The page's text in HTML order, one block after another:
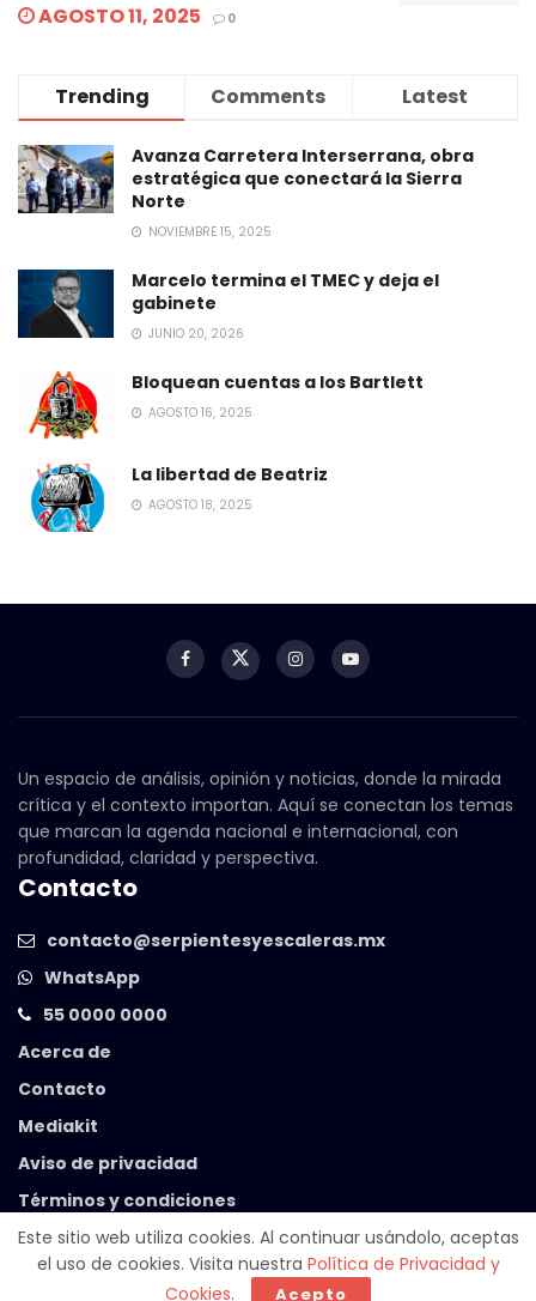
AGOSTO 11, 2025 0
Trending Comments Latest
Avanza Carretera Interserrana, obra
estratégica que conectará la Sierra
Norte
NOVIEMBRE 15, 2025
Marcelo termina el TMEC y deja el
gabinete
JUNIO 20, 2026
Bloquean cuentas a los Bartlett
AGOSTO 16, 2025
La libertad de Beatriz
AGOSTO 18, 2025
Un espacio de análisis, opinión y noticias, donde la mirada
crítica y el contexto importan. Aquí se conectan los temas
que marcan la agenda nacional e internacional, con
profundidad, claridad y perspectiva.
Contacto
contacto@serpientesyescaleras.mx
WhatsApp
55 0000 0000
Acerca de
Contacto
Mediakit
Aviso de privacidad
Términos y condiciones
© 2025 Serpientes y Escaleras. Powered by
Este sitio web utiliza cookies. Al continuar usándolo, aceptas
el uso de cookies. Visita nuestra Política de Privacidad y
Cookies. Acepto